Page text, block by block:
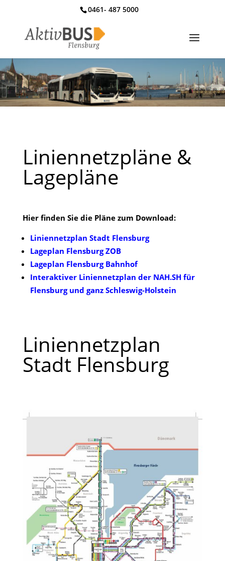
0461- 487 5000
Liniennetzpläne &
Lagepläne
Hier finden Sie die Pläne zum Download:
Liniennetzplan Stadt Flensburg
Lageplan Flensburg ZOB
Lageplan Flensburg Bahnhof
Interaktiver Liniennetzplan der NAH.SH für
Flensburg und ganz Schleswig-Holstein
Liniennetzplan
Stadt Flensburg